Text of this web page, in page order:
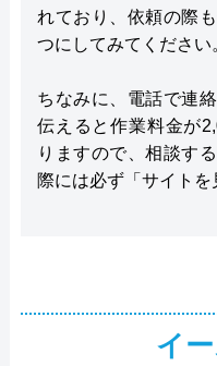
れており、依頼の際
つにしてみてください
ちなみに、電話で連
伝えると作業料金が
りますので、相談す
際には必ず「サイトを
イ